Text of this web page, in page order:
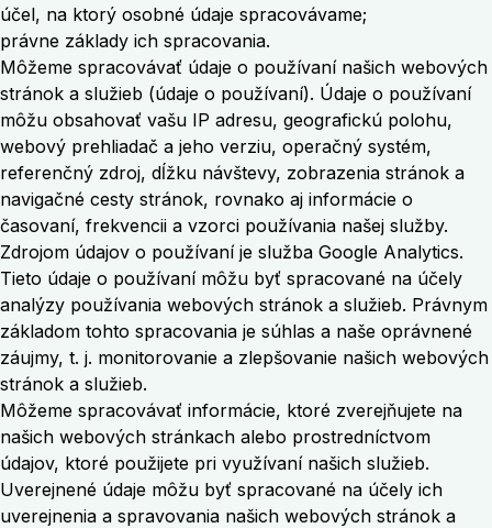
účel, na ktorý osobné údaje spracovávame;
právne základy ich spracovania.
Môžeme spracovávať údaje o používaní našich webových
stránok a služieb (údaje o používaní). Údaje o používaní
môžu obsahovať vašu IP adresu, geografickú polohu,
webový prehliadač a jeho verziu, operačný systém,
referenčný zdroj, dĺžku návštevy, zobrazenia stránok a
navigačné cesty stránok, rovnako aj informácie o
časovaní, frekvencii a vzorci používania našej služby.
Zdrojom údajov o používaní je služba Google Analytics.
Tieto údaje o používaní môžu byť spracované na účely
analýzy používania webových stránok a služieb. Právnym
základom tohto spracovania je súhlas a naše oprávnené
záujmy, t. j. monitorovanie a zlepšovanie našich webových
stránok a služieb.
Môžeme spracovávať informácie, ktoré zverejňujete na
našich webových stránkach alebo prostredníctvom
údajov, ktoré použijete pri využívaní našich služieb.
Uverejnené údaje môžu byť spracované na účely ich
uverejnenia a spravovania našich webových stránok a